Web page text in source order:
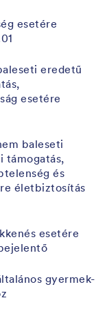
esetére
eredetű
esetére
baleseti
támogatás,
és
életbiztosítás
esetére
gyermek-